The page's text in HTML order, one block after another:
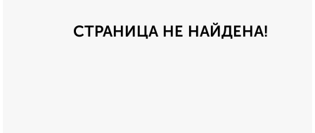
СТРАНИЦА НЕ НАЙДЕНА!